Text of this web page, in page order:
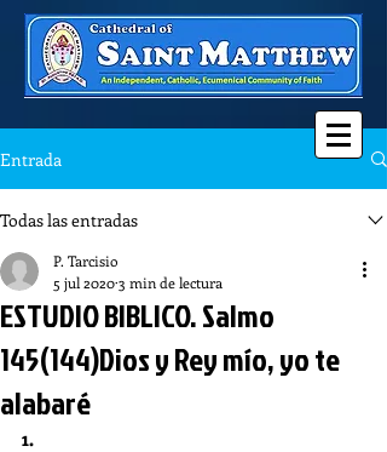
Entrada
Todas las entradas
ESTUDIO BIBLICO. Salmo
145(144)Dios y Rey mío, yo te
alabaré
P. Tarcisio
5 jul 20203 min de lectura
1.